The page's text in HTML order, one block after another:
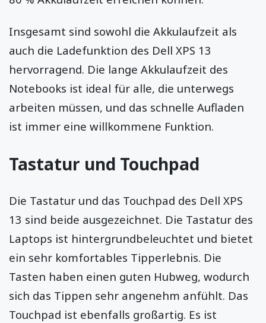
Insgesamt sind sowohl die Akkulaufzeit als
auch die Ladefunktion des Dell XPS 13
hervorragend. Die lange Akkulaufzeit des
Notebooks ist ideal für alle, die unterwegs
arbeiten müssen, und das schnelle Aufladen
ist immer eine willkommene Funktion.
Tastatur und Touchpad
Die Tastatur und das Touchpad des Dell XPS
13 sind beide ausgezeichnet. Die Tastatur des
Laptops ist hintergrundbeleuchtet und bietet
ein sehr komfortables Tipperlebnis. Die
Tasten haben einen guten Hubweg, wodurch
sich das Tippen sehr angenehm anfühlt. Das
Touchpad ist ebenfalls großartig. Es ist